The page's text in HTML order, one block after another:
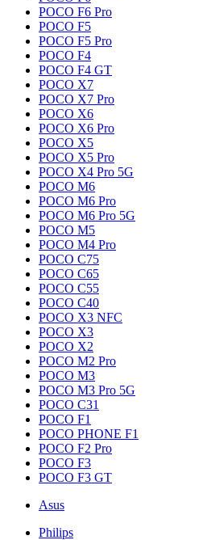
POCO F6 Pro
POCO F5
POCO F5 Pro
POCO F4
POCO F4 GT
POCO X7
POCO X7 Pro
POCO X6
POCO X6 Pro
POCO X5
POCO X5 Pro
POCO X4 Pro 5G
POCO M6
POCO M6 Pro
POCO M6 Pro 5G
POCO M5
POCO M4 Pro
POCO C75
POCO C65
POCO C55
POCO C40
POCO X3 NFC
POCO X3
POCO X2
POCO M2 Pro
POCO M3
POCO M3 Pro 5G
POCO C31
POCO F1
POCO PHONE F1
POCO F2 Pro
POCO F3
POCO F3 GT
Asus
Philips